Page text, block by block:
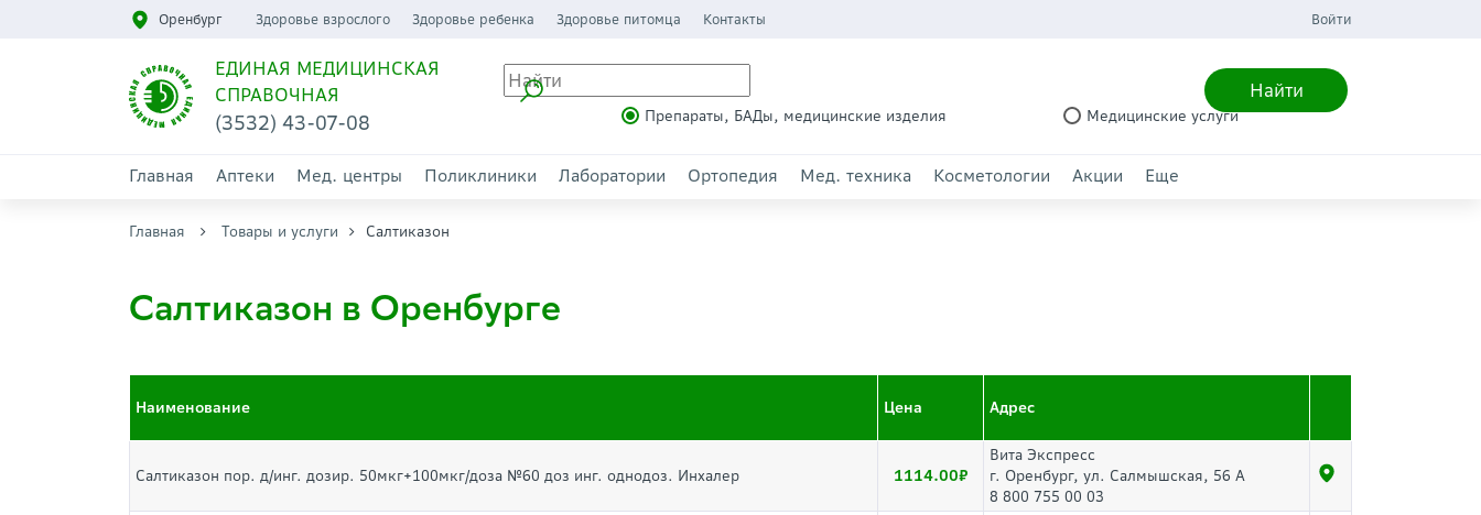
Оренбург Здоровье взрослого Здоровье ребенка Здоровье питомца Контакты Войти
ЕДИНАЯ МЕДИЦИНСКАЯ
СПРАВОЧНАЯ
(3532) 43-07-08
Найти
Препараты, БАДы, медицинские изделия Медицинские услуги
Главная Аптеки Мед. центры Поликлиники Лаборатории Ортопедия Мед. техника Косметологии Акции Еще
Главная Товары и услуги Салтиказон
Салтиказон в Оренбурге
Наименование Цена Адрес
Салтиказон пор. д/инг. дозир. 50мкг+100мкг/доза №60 доз инг. однодоз. Инхалер 1114.00
Вита Экспресс
г. Оренбург, ул. Салмышская, 56 А
8 800 755 00 03